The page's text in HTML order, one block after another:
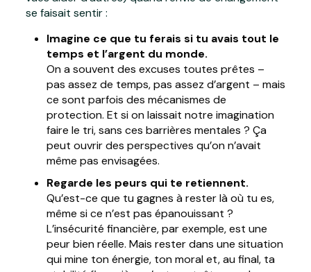
se faisait sentir :
Imagine ce que tu ferais si tu avais tout le
temps et l’argent du monde.
On a souvent des excuses toutes prêtes –
pas assez de temps, pas assez d’argent – mais
ce sont parfois des mécanismes de
protection. Et si on laissait notre imagination
faire le tri, sans ces barrières mentales ? Ça
peut ouvrir des perspectives qu’on n’avait
même pas envisagées.
Regarde les peurs qui te retiennent.
Qu’est-ce que tu gagnes à rester là où tu es,
même si ce n’est pas épanouissant ?
L’insécurité financière, par exemple, est une
peur bien réelle. Mais rester dans une situation
qui mine ton énergie, ton moral et, au final, ta